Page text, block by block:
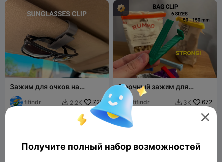
Зажим для очков на
автомобильный козырек
fifindr  2.2K 720
Прочный зажим для
пакетов
fifindr  3K 672

Получите полный набор возможностей